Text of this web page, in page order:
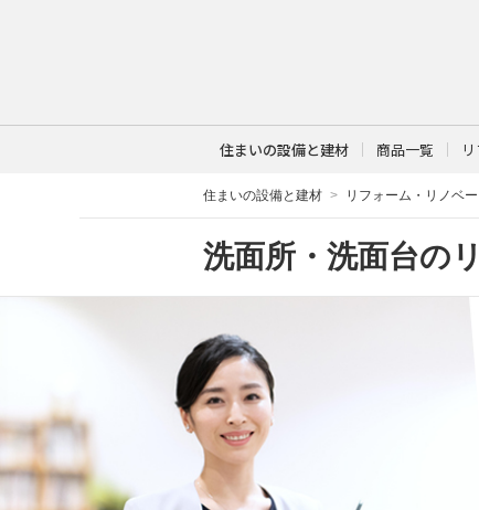
住まいの設備と建材 商品一覧
住まいの設備と建材 リフォーム・リノベ
洗面所・洗面台の
もっと使いやすく、キレイが続